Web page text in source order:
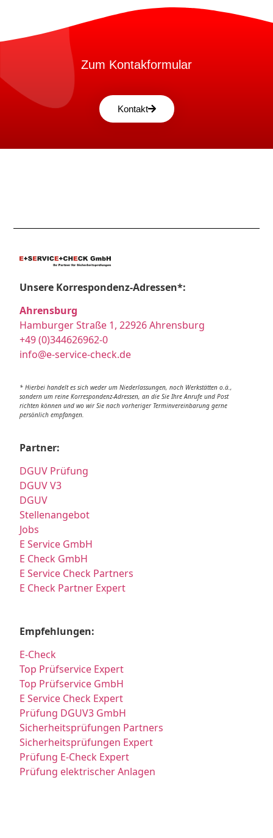
Zum Kontakformular
Kontakt
Unsere Korrespondenz-Adressen*:
Ahrensburg
Hamburger Straße 1, 22926 Ahrensburg
+49 (0)344626962-0
info@e-service-check.de
* Hierbei handelt es sich weder um Niederlassungen, noch Werkstätten o.ä.,
sondern um reine Korrespondenz-Adressen, an die Sie Ihre Anrufe und Post
richten können und wo wir Sie nach vorheriger Terminvereinbarung gerne
persönlich empfangen.
Partner:
DGUV Prüfung
DGUV V3
DGUV
Stellenangebot
Jobs
E Service GmbH
E Check GmbH
E Service Check Partners
E Check Partner Expert
Empfehlungen:
E-Check
Top Prüfservice Expert
Top Prüfservice GmbH
E Service Check Expert
Prüfung DGUV3 GmbH
Sicherheitsprüfungen Partners
Sicherheitsprüfungen Expert
Prüfung E-Check Expert
Prüfung elektrischer Anlagen